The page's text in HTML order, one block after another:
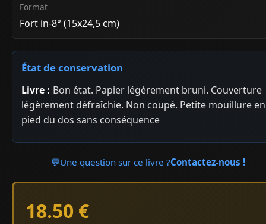
Format
Fort in-8° (15x24,5 cm)
État de conservation
Livre : Bon état. Papier légèrement bruni. Couverture
légèrement défraîchie. Non coupé. Petite mouillure en
pied du dos sans conséquence
💬Une question sur ce livre ?Contactez-nous !
18.50 €